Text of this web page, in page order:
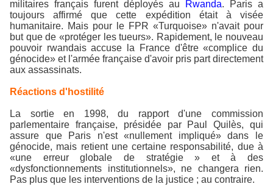
militaires français furent déployés au
Rwanda. Paris a
toujours affirmé que cette expédition était à visée
humanitaire. Mais pour le FPR «Turquoise» n'avait pour
but que de «protéger les tueurs». Rapidement, le nouveau
pouvoir rwandais accuse la France d'être «complice du
génocide» et l'armée française d'avoir pris part directement
aux assassinats.
Réactions d'hostilité
La sortie en 1998, du rapport d'une commission
parlementaire française, présidée par Paul Quilès, qui
assure que Paris n'est «nullement impliqué» dans le
génocide, mais retient une certaine responsabilité, due à
«une erreur globale de stratégie » et à des
«dysfonctionnements institutionnels», ne changera rien.
Pas plus que les interventions de la justice ; au contraire.